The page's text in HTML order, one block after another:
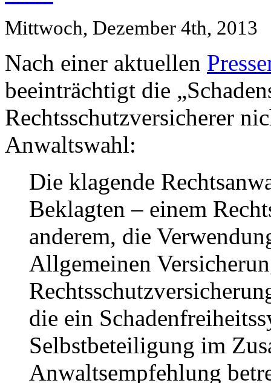
Mittwoch, Dezember 4th, 2013
Nach einer aktuellen
beeinträchtigt die
Rechtsschutzversicherer
Anwaltswahl:
Die klagende
Beklagten – einem
anderem, die
Allgemeinen
die ein
Selbstbeteiligung im
Anwaltsempfehlung